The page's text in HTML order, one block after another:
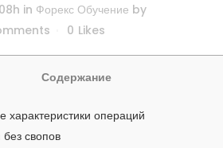
in Форекс Обучение by
0 Likes
Содержание
характеристики операций
без свопов